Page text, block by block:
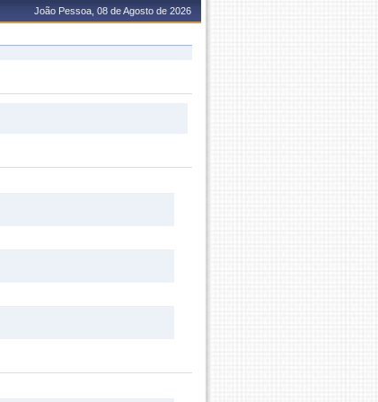
João Pessoa, 08 de Agosto de 2026